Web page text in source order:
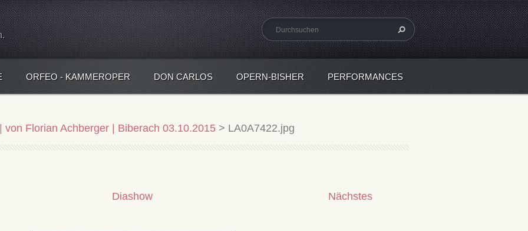
ORFEO - KAMMEROPER DON CARLOS OPERN-BISHER PERFORMANCES
von Florian Achberger | Biberach 03.10.2015 > LA0A7422.jpg
Diashow Nächstes